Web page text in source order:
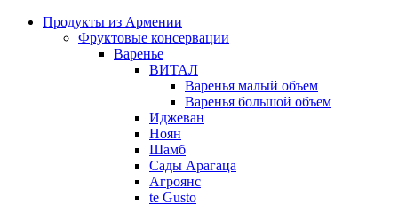
Продукты из Армении
Фруктовые консервации
Варенье
ВИТАЛ
Варенья малый объем
Варенья большой объем
Иджеван
Ноян
Шамб
Сады Арагаца
Агроянс
te Gusto